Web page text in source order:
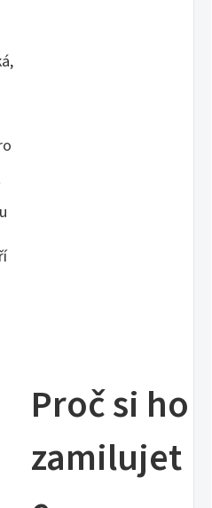
Proč si ho
zamilujet